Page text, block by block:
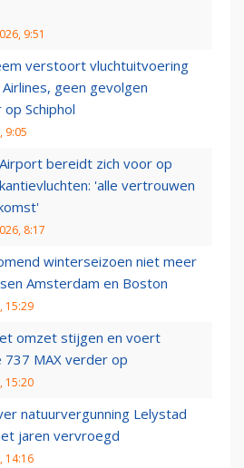
9:51
verstoort vluchtuitvoering
geen gevolgen
Schiphol
9:05
bereidt zich voor op
'alle vertrouwen
8:17
winterseizoen niet meer
Amsterdam en Boston
15:29
omzet stijgen en voert
737 MAX verder op
15:20
natuurvergunning Lelystad
jaren vervroegd
14:16